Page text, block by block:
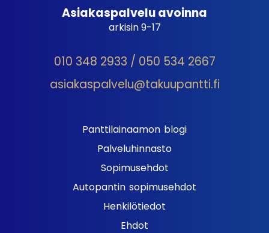
Asiakaspalvelu avoinna
arkisin 9-17
010 348 2933 / 050 534 2667
asiakaspalvelu@takuupantti.fi
Panttilainaamon blogi
Palveluhinnasto
Sopimusehdot
Autopantin sopimusehdot
Henkilötiedot
Ehdot